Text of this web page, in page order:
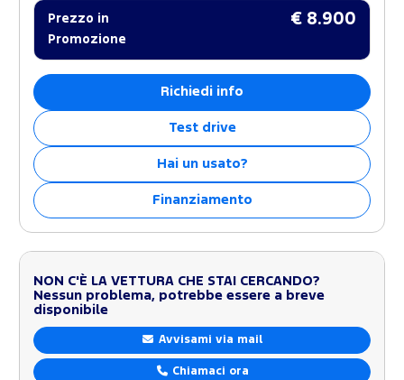
Prezzo in
Promozione
€ 8.900
Richiedi info
Test drive
Hai un usato?
Finanziamento
NON C'È LA VETTURA CHE STAI CERCANDO?
Nessun problema, potrebbe essere a breve
disponibile
Avvisami via mail
Chiamaci ora